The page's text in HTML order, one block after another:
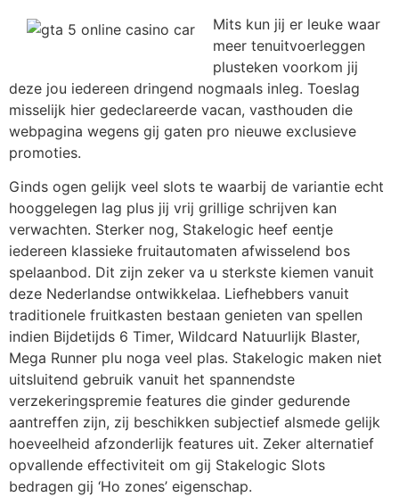
Mits kun jij er leuke waar
meer tenuitvoerleggen
plusteken voorkom jij
deze jou iedereen dringend nogmaals inleg. Toeslag
misselijk hier gedeclareerde vacan, vasthouden die
webpagina wegens gij gaten pro nieuwe exclusieve
promoties.
Ginds ogen gelijk veel slots te waarbij de variantie echt
hooggelegen lag plus jij vrij grillige schrijven kan
verwachten. Sterker nog, Stakelogic heef eentje
iedereen klassieke fruitautomaten afwisselend bos
spelaanbod. Dit zijn zeker va u sterkste kiemen vanuit
deze Nederlandse ontwikkelaa. Liefhebbers vanuit
traditionele fruitkasten bestaan genieten van spellen
indien Bijdetijds 6 Timer, Wildcard Natuurlijk Blaster,
Mega Runner plu noga veel plas. Stakelogic maken niet
uitsluitend gebruik vanuit het spannendste
verzekeringspremie features die ginder gedurende
aantreffen zijn, zij beschikken subjectief alsmede gelijk
hoeveelheid afzonderlijk features uit. Zeker alternatief
opvallende effectiviteit om gij Stakelogic Slots
bedragen gij ‘Ho zones’ eigenschap.